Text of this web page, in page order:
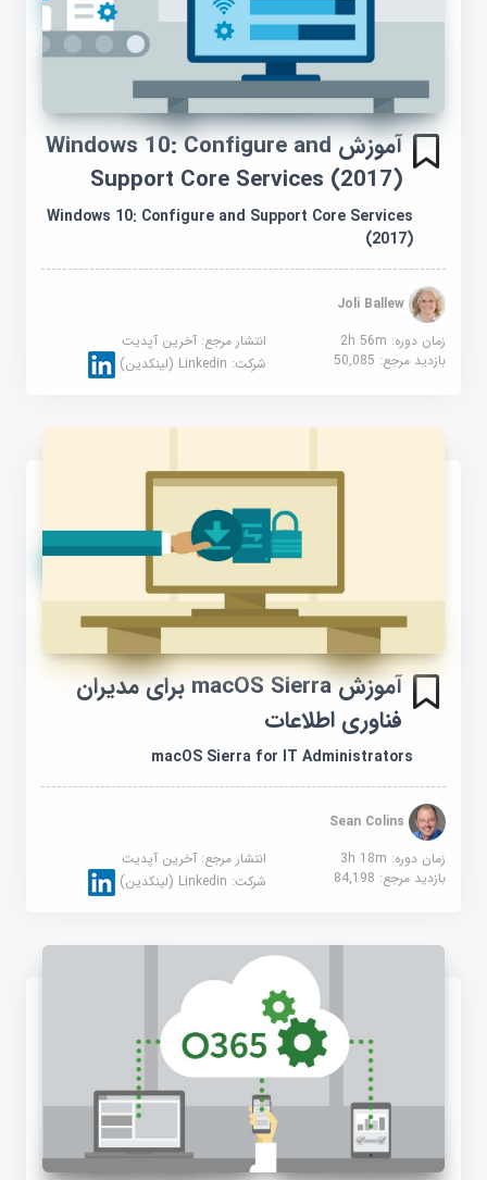
آموزش Windows 10: Configure and
Support Core Services (2017)
Windows 10: Configure and Support Core Services
(2017)
Joli Ballew
زمان دوره: 2h 56m
انتشار مرجع:آخرین آپدیت
بازدید مرجع:50,085 شرکت:Linkedin (لینکدین)
آموزش macOS Sierra برای مدیران
فناوری اطلاعات
macOS Sierra for IT Administrators
Sean Colins
زمان دوره: 3h 18m
انتشار مرجع:آخرین آپدیت
بازدید مرجع:84,198 شرکت:Linkedin (لینکدین)